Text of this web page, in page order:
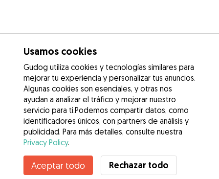
Contacta con Pablo Julian
¿Conoces los Beneficios de Gudog? Ver más
Usamos cookies
Gudog utiliza cookies y tecnologías similares para
mejorar tu experiencia y personalizar tus anuncios.
Algunas cookies son esenciales, y otras nos
ayudan a analizar el tráfico y mejorar nuestro
servicio para ti.Podemos compartir datos, como
identificadores únicos, con partners de análisis y
publicidad. Para más detalles, consulte nuestra
Privacy Policy.
Aceptar todo Rechazar todo